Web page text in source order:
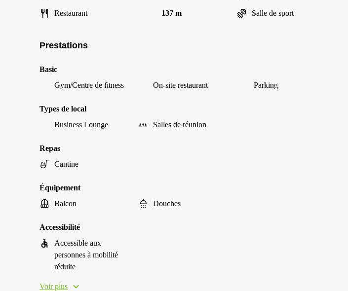
Restaurant 137 m Salle de sport
Prestations
Basic
Gym/Centre de fitness
On-site restaurant Parking
Types de local
Business Lounge
Salles de réunion
Repas
Cantine
Équipement
Balcon
Douches
Accessibilité
Accessible aux
personnes à mobilité
réduite
Voir plus